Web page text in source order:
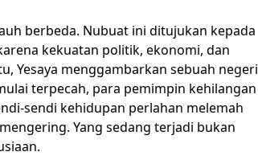
berbeda. Nubuat ini ditujukan kepada
kekuatan politik, ekonomi, dan
Yesaya menggambarkan sebuah negeri
terpecah, para pemimpin kehilangan
sendi kehidupan perlahan melemah
Yang sedang terjadi bukan